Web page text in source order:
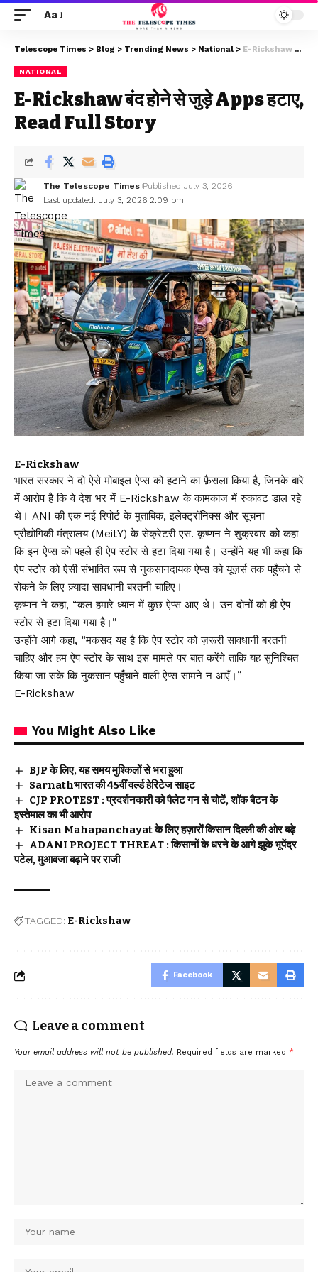
Aa
Telescope Times > Blog > Trending News > National > E-Rickshaw बंद होने से जुड़े Apps हटाए, Read Full Story
NATIONAL
E-Rickshaw बंद होने से जुड़े Apps हटाए,
Read Full Story
Last updated: July 3, 2026 2:09 pm
The Telescope Times Published July 3, 2026
E-Rickshaw
भारत सरकार ने दो ऐसे मोबाइल ऐप्स को हटाने का फ़ैसला किया है, जिनके बारे
में आरोप है कि वे देश भर में E-Rickshaw के कामकाज में रुकावट डाल रहे
थे। ANI की एक नई रिपोर्ट के मुताबिक, इलेक्ट्रॉनिक्स और सूचना
प्रौद्योगिकी मंत्रालय (MeitY) के सेक्रेटरी एस. कृष्णन ने शुक्रवार को कहा
कि इन ऐप्स को पहले ही ऐप स्टोर से हटा दिया गया है। उन्होंने यह भी कहा कि
ऐप स्टोर को ऐसी संभावित रूप से नुकसानदायक ऐप्स को यूज़र्स तक पहुँचने से
रोकने के लिए ज़्यादा सावधानी बरतनी चाहिए।
कृष्णन ने कहा, “कल हमारे ध्यान में कुछ ऐप्स आए थे। उन दोनों को ही ऐप
स्टोर से हटा दिया गया है।”
उन्होंने आगे कहा, “मकसद यह है कि ऐप स्टोर को ज़रूरी सावधानी बरतनी
चाहिए और हम ऐप स्टोर के साथ इस मामले पर बात करेंगे ताकि यह सुनिश्चित
किया जा सके कि नुकसान पहुँचाने वाली ऐप्स सामने न आएँ।”
E-Rickshaw
You Might Also Like
BJP के लिए, यह समय मुश्किलों से भरा हुआ
Sarnathभारत की 45वीं वर्ल्ड हेरिटेज साइट
CJP PROTEST : प्रदर्शनकारी को पैलेट गन से चोटें, शॉक बैटन के
इस्तेमाल का भी आरोप
Kisan Mahapanchayat के लिए हज़ारों किसान दिल्ली की ओर बढ़े
ADANI PROJECT THREAT : किसानों के धरने के आगे झुके भूपेंद्र
पटेल, मुआवजा बढ़ाने पर राजी
TAGGED: E-Rickshaw
Facebook
Leave a comment
Your email address will not be published. Required fields are marked *